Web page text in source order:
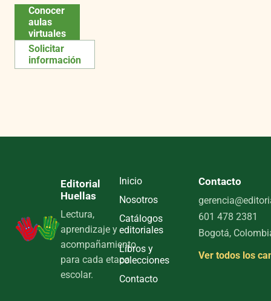
Conocer
aulas
virtuales
Solicitar
información
Editorial
Huellas
Lectura,
aprendizaje y
acompañamiento
para cada etapa
escolar.
Inicio
Nosotros
Catálogos
editoriales
Libros y
colecciones
Contacto
Contacto
601 478 2381
Bogotá,
Ver todos los